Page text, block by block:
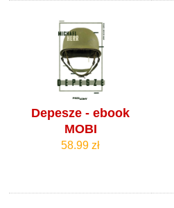
Depesze - ebook
MOBI
58.99 zł